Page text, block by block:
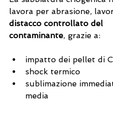
lavora per abrasione,
distacco controllato del
contaminante, grazie a:
impatto dei pellet di
shock termico
sublimazione
media